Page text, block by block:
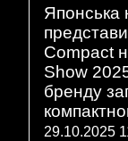
Японська
Compact
Show
бренду
29.10.2025